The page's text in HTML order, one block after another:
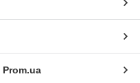
Prom.ua